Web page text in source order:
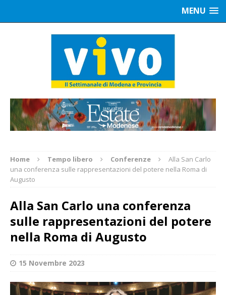
MENU
Home Tempo libero Conferenze
Alla San Carlo
una conferenza sulle rappresentazioni del potere nella Roma di
Augusto
Alla San Carlo una conferenza
sulle rappresentazioni del potere
nella Roma di Augusto
15 Novembre 2023